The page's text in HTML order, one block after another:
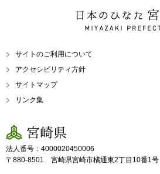
日本のひなた 宮崎県
MIYAZAKI
サイトのご利用について
アクセシビリティ方針
サイトマップ
リンク集
宮崎県
法人番号：4000020450006
〒880-8501 宮崎県宮崎市橘通東2丁目10番1号